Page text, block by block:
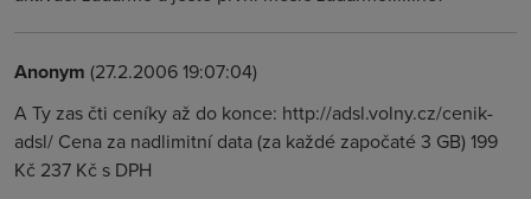
Anonym (27.2.2006 19:07:04)
A Ty zas čti ceníky až do konce: http://adsl.volny.cz/cenik-
adsl/ Cena za nadlimitní data (za každé započaté 3 GB) 199
Kč 237 Kč s DPH